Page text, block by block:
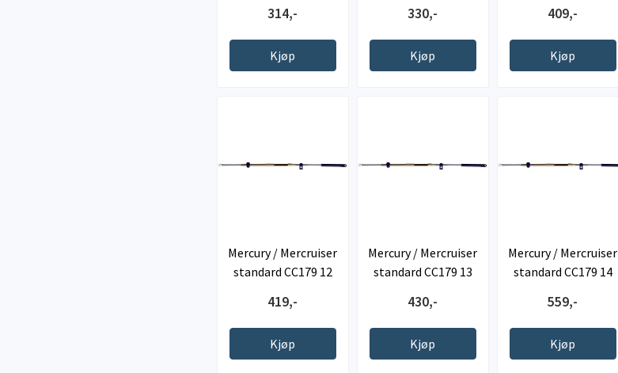
314,-
Kjøp
330,-
Kjøp
409,-
Kjøp
Mercury / Mercruiser
standard CC179 12
419,-
Kjøp
Mercury / Mercruiser
standard CC179 13
430,-
Kjøp
Mercury / Mercruiser
standard CC179 14
559,-
Kjøp